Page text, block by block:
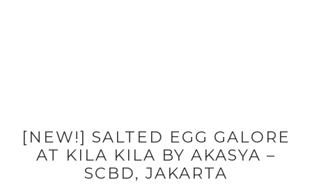
[NEW!] SALTED EGG GALORE
AT KILA KILA BY AKASYA –
SCBD, JAKARTA